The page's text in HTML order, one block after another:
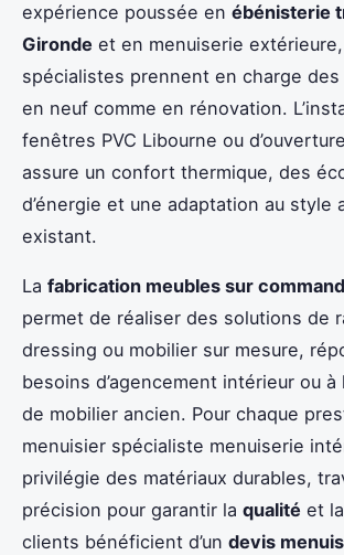
expérience poussée en ébénisterie
Gironde et en menuiserie
spécialistes prennent en charge
en neuf comme en rénovation.
fenêtres PVC Libourne ou
assure un confort thermique, des
d’énergie et une adaptation au style
existant.
La fabrication meubles sur
permet de réaliser des solutions de
dressing ou mobilier sur mesure,
besoins d’agencement intérieur ou
de mobilier ancien. Pour chaque
menuisier spécialiste menuiserie
privilégie des matériaux durables,
précision pour garantir la qualité et
clients bénéficient d’un devis